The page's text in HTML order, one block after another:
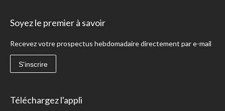
Soyez le premier à savoir
Recevez votre prospectus hebdomadaire directement par e-mail
S'inscrire
Téléchargez l'appli